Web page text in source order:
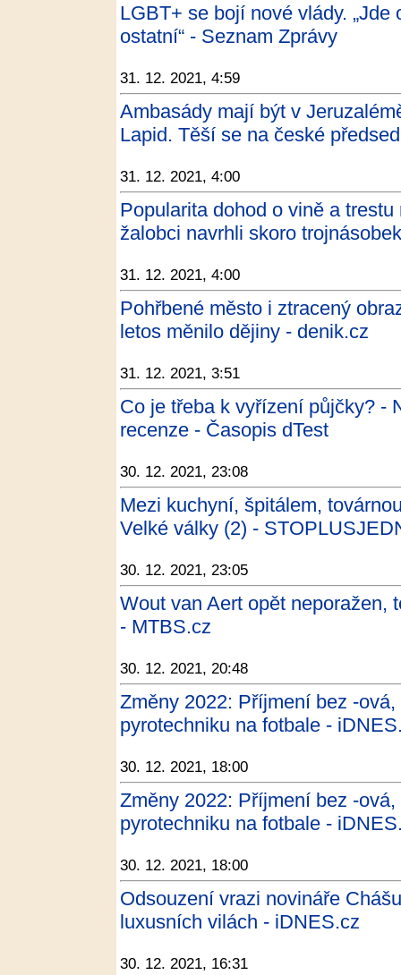
LGBT+ se bojí nové vlády.
ostatní“ - Seznam Zprávy
31. 12. 2021, 4:59
Ambasády mají být v
Lapid. Těší se na české
31. 12. 2021, 4:00
Popularita dohod o vině a
žalobci navrhli skoro
31. 12. 2021, 4:00
Pohřbené město i ztracený
letos měnilo dějiny - denik.cz
31. 12. 2021, 3:51
Co je třeba k vyřízení půjčky? -
recenze - Časopis dTest
30. 12. 2021, 23:08
Mezi kuchyní, špitálem,
Velké války (2) -
30. 12. 2021, 23:05
Wout van Aert opět neporažen,
- MTBS.cz
30. 12. 2021, 20:48
Změny 2022: Příjmení bez -
pyrotechniku na fotbale -
30. 12. 2021, 18:00
Změny 2022: Příjmení bez -
pyrotechniku na fotbale -
30. 12. 2021, 18:00
Odsouzení vrazi novináře
luxusních vilách - iDNES.cz
30. 12. 2021, 16:31